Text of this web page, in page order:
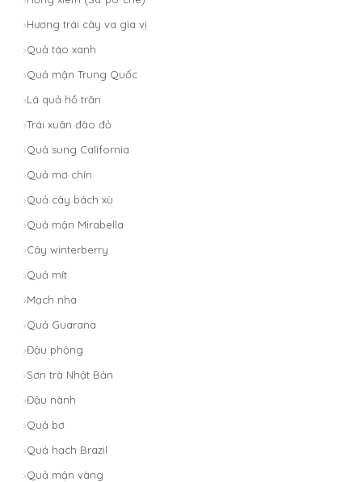
Hương trái cây va gia vị
Quả táo xanh
Quả mận Trung Quốc
Lá quả hồ trăn
Trái xuân đào đỏ
Quả sung California
Quả mơ chín
Quả cây bách xù
Quả mận Mirabella
Cây winterberry
Quả mít
Mạch nha
Quả Guarana
Đậu phộng
Sơn trà Nhật Bản
Đậu nành
Quả bơ
Quả hạch Brazil
Quả mận vàng